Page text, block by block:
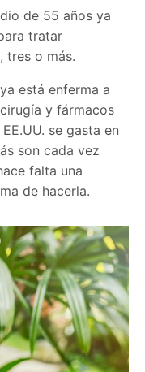
de 55 años ya
tratar
tres o más.
está enferma a
y fármacos
se gasta en
son cada vez
falta una
de hacerla.